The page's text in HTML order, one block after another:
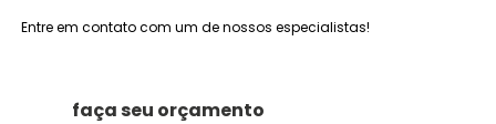
Entre em contato com um de nossos especialistas!
faça seu orçamento